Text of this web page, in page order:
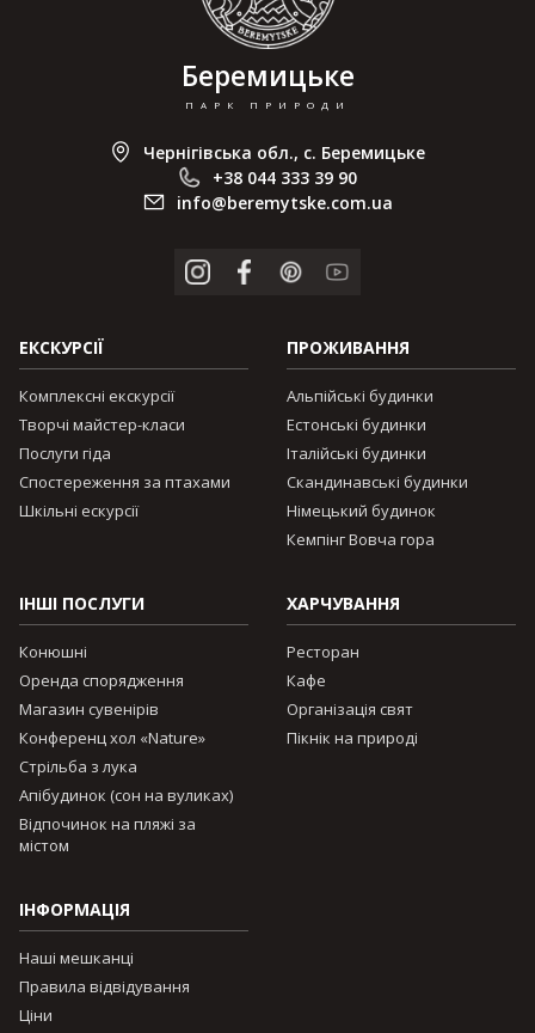
Беремицьке
ПАРК ПРИРОДИ
Чернігівська обл., с. Беремицьке
+38 044 333 39 90
info@beremytske.com.ua
ЕКСКУРСІЇ
Комплексні екскурсії
Творчі майстер-класи
Послуги гіда
Спостереження за птахами
Шкільні ескурсії
ПРОЖИВАННЯ
Альпійські будинки
Естонські будинки
Італійські будинки
Скандинавські будинки
Німецький будинок
Кемпінг Вовча гора
ІНШІ ПОСЛУГИ
Конюшні
Оренда спорядження
Магазин сувенірів
Конференц хол «Nature»
Стрільба з лука
Апібудинок (сон на вуликах)
Відпочинок на пляжі за
містом
ХАРЧУВАННЯ
Ресторан
Кафе
Організація свят
Пікнік на природі
ІНФОРМАЦІЯ
Наші мешканці
Правила відвідування
Ціни